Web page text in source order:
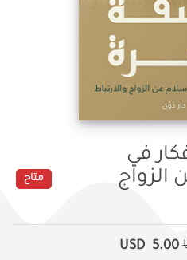
في
الزواج
متاح
5.00
USD